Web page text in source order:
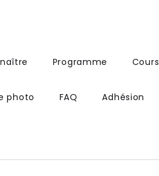
Programme Cours
photo FAQ Adhésion